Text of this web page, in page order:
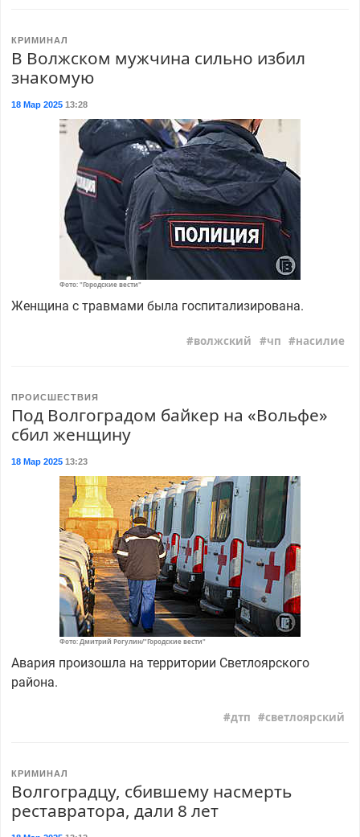
КРИМИНАЛ
В Волжском мужчина сильно избил
знакомую
18 Мар 202513:28
Фото: "Городские вести"
Женщина с травмами была госпитализирована.
волжский чп насилие
ПРОИСШЕСТВИЯ
Под Волгоградом байкер на «Вольфе»
сбил женщину
18 Мар 202513:23
Фото: Дмитрий Рогулин/"Городские вести"
Авария произошла на территории Светлоярского
района.
дтп светлоярский
КРИМИНАЛ
Волгоградцу, сбившему насмерть
реставратора, дали 8 лет